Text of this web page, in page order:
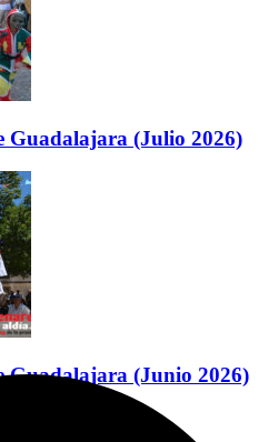
Guadalajara (Julio 2026)
Guadalajara (Junio 2026)